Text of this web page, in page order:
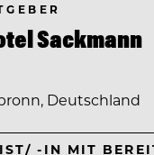
Sackmann
Deutschland
-IN MIT